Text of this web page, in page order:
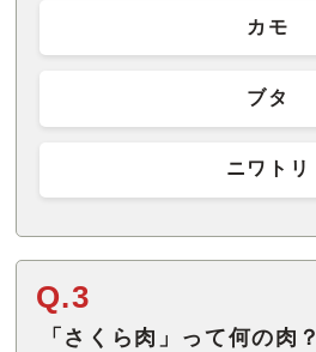
カモ
ブタ
ニワトリ
Q.3
「さくら肉」って何の肉？